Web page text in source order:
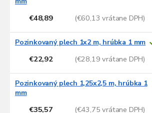
€48,89 (€60,13 vrátane DPH)
Pozinkovaný plech 1x2 m, hrúbka 1 mm
€22,92 (€28,19 vrátane DPH)
Pozinkovaný plech 1,25x2,5 m, hrúbka 1
mm
€35,57 (€43,75 vrátane DPH)